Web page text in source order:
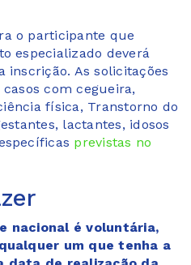
o participante que
especializado deverá
inscrição. As solicitações
com cegueira,
física, Transtorno do
lactantes, idosos
previstas no
nacional é voluntária,
um que tenha a